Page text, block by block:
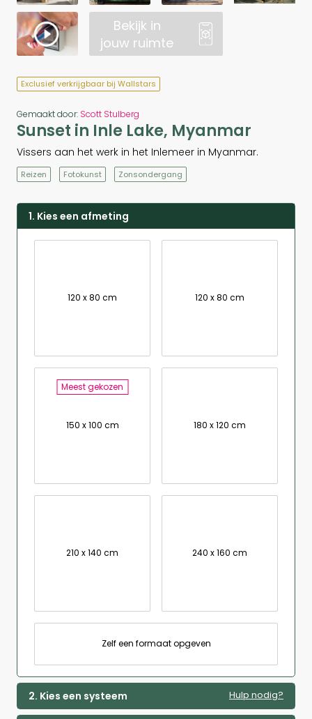
Bekijk in
jouw ruimte
Exclusief verkrijgbaar bij Wallstars
Gemaakt door: Scott Stulberg
Sunset in Inle Lake, Myanmar
Vissers aan het werk in het Inlemeer in Myanmar.
Reizen Fotokunst Zonsondergang
1. Kies een afmeting
120 x 80 cm 120 x 80 cm
Meest gekozen
150 x 100 cm 180 x 120 cm
210 x 140 cm 240 x 160 cm
Zelf een formaat opgeven
2. Kies een systeem Hulp nodig?